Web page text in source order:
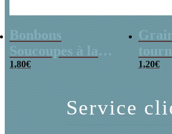
Bonbons
Soucoupes à la
poudre (x20)
1,80€
x 3
1,20€
Service